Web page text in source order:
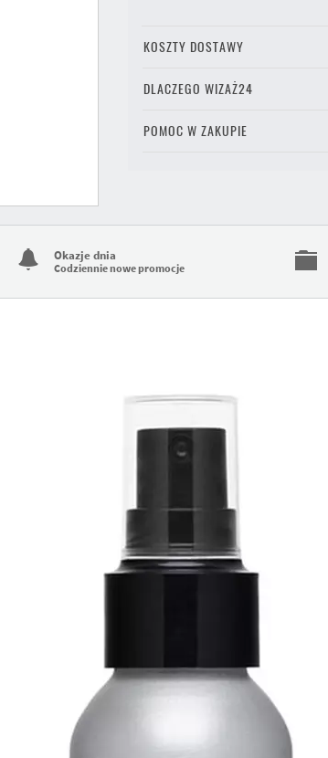
KOSZTY DOSTAWY
DLACZEGO WIZAŻ24
POMOC W ZAKUPIE
Okazje dnia
Codziennie nowe promocje